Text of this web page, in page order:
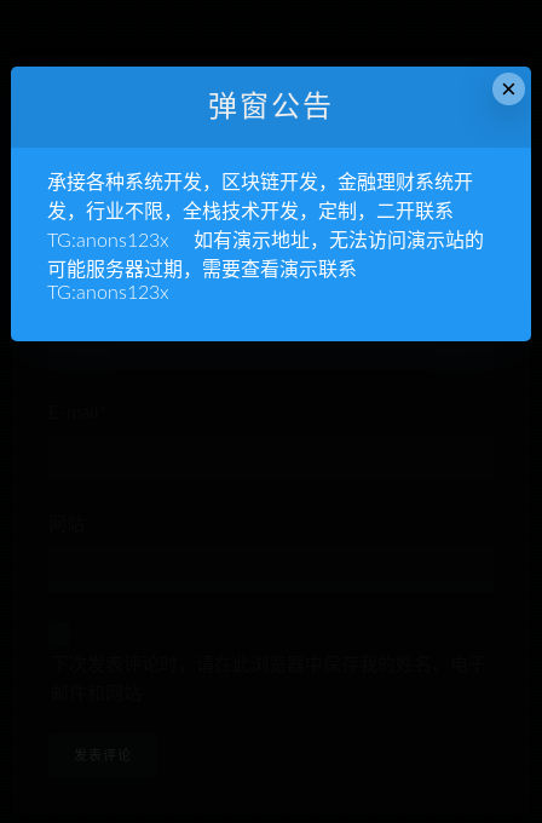
昵称*
×
弹窗公告
承接各种系统开发，区块链开发，金融理财系统开
发，行业不限，全栈技术开发，定制，二开联系
TG:anons123x 如有演示地址，无法访问演示站的
可能服务器过期，需要查看演示联系
TG:anons123x